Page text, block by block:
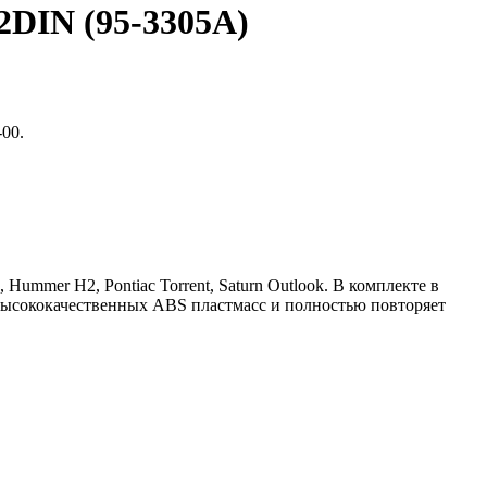
(95-3305A)
H2, Pontiac Torrent, Saturn Outlook. В комплекте в
ABS пластмасс и полностью повторяет